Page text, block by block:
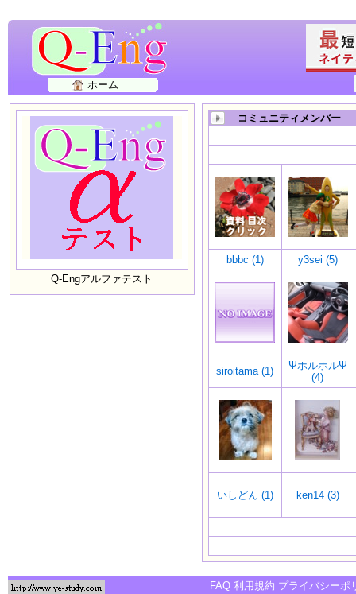
ホーム
Q-Engアルファテスト
コミュニティメンバー
bbbc (1) y3sei (5)
siroitama (1)
ΨホルホルΨ
(4)
いしどん (1) ken14 (3)
FAQ 利用規約 プライバシーポ